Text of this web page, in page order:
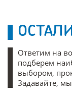
Ответим на
подберем
выбором,
Задавайте,